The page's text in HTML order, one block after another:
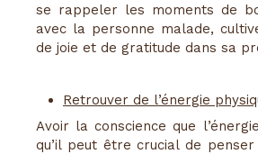
se rappeler les moments de
avec la personne malade,
de joie et de gratitude dans sa
Retrouver de l’énergie
Avoir la conscience que
qu’il peut être crucial de